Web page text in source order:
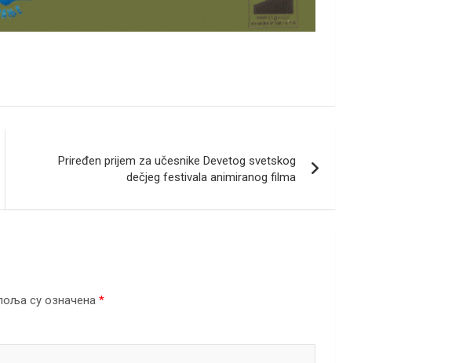
Priređen prijem za učesnike Devetog svetskog
dečjeg festivala animiranog filma
су означена *